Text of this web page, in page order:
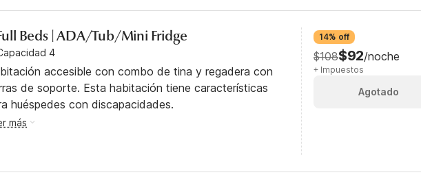
Beds | ADA/Tub/Mini Fridge
4
accesible con combo de tina y regadera con
de soporte. Esta habitación tiene características
huéspedes con discapacidades.
más
14% off
$108$92/noche
+ Impuestos
Agotado